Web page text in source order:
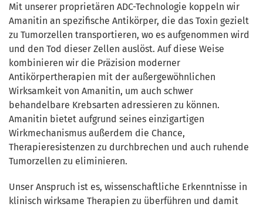
Mit unserer proprietären ADC-Technologie koppeln wir
Amanitin an spezifische Antikörper, die das Toxin gezielt
zu Tumorzellen transportieren, wo es aufgenommen wird
und den Tod dieser Zellen auslöst. Auf diese Weise
kombinieren wir die Präzision moderner
Antikörpertherapien mit der außergewöhnlichen
Wirksamkeit von Amanitin, um auch schwer
behandelbare Krebsarten adressieren zu können.
Amanitin bietet aufgrund seines einzigartigen
Wirkmechanismus außerdem die Chance,
Therapieresistenzen zu durchbrechen und auch ruhende
Tumorzellen zu eliminieren.
Unser Anspruch ist es, wissenschaftliche Erkenntnisse in
klinisch wirksame Therapien zu überführen und damit